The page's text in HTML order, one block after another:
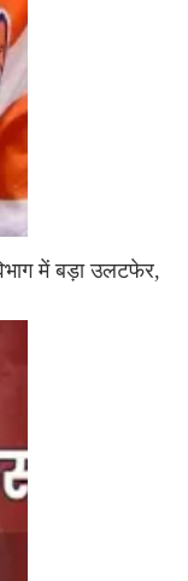
में बड़ा उलटफेर,